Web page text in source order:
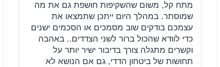
מתח קל, משום שהשקיפות חושפת גם את מה
שמוסתר. במהלך היום ייתכן שתמצאו את
עצמכם בודקים שוב מסמכים או הסכמים ישנים
כדי לוודא שהכול ברור לשני הצדדים.. באהבה
וקשרים מתגלה צורך בדיבור ישיר יותר על
תחושות של ביטחון הדדי, גם אם הנושא לא